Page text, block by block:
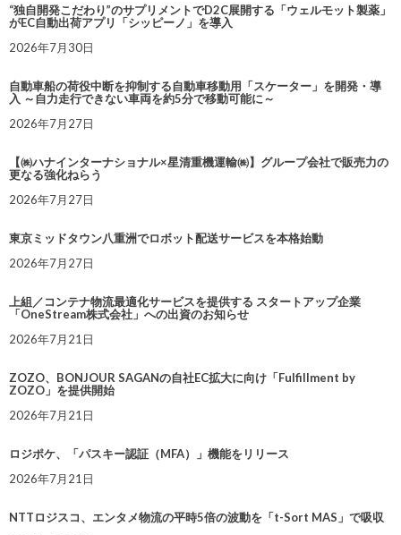
“独自開発こだわり”のサプリメントでD2C展開する「ウェルモット製薬」
がEC自動出荷アプリ「シッピーノ」を導入
2026年7月30日
自動車船の荷役中断を抑制する自動車移動用「スケーター」を開発・導
入 ～自力走行できない車両を約5分で移動可能に～
2026年7月27日
【㈱ハナインターナショナル×星清重機運輸㈱】グループ会社で販売力の
更なる強化ねらう
2026年7月27日
東京ミッドタウン八重洲でロボット配送サービスを本格始動
2026年7月27日
上組／コンテナ物流最適化サービスを提供する スタートアップ企業
「OneStream株式会社」への出資のお知らせ
2026年7月21日
ZOZO、BONJOUR SAGANの自社EC拡大に向け「Fulfillment by
ZOZO」を提供開始
2026年7月21日
ロジポケ、「パスキー認証（MFA）」機能をリリース
2026年7月21日
NTTロジスコ、エンタメ物流の平時5倍の波動を「t-Sort MAS」で吸収